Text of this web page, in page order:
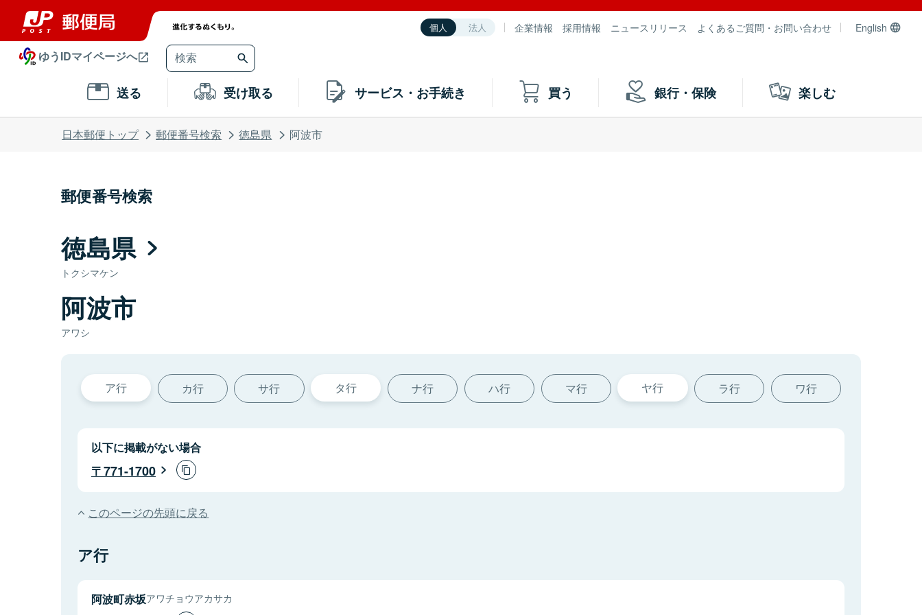
個人 法人 企業情報 採用情報 ニュースリリース よくあるご質問・お問い合わせ English
ゆうIDマイページへ
送る 受け取る サービス・お手続き 買う 銀行・保険 楽しむ
日本郵便トップ 郵便番号検索 徳島県 阿波市
郵便番号検索
徳島県
トクシマケン
阿波市
アワシ
ア行 カ行 サ行 タ行 ナ行 ハ行 マ行 ヤ行 ラ行 ワ行
以下に掲載がない場合
771-1700
このページの先頭に戻る
ア行
阿波町赤坂アワチョウアカサカ